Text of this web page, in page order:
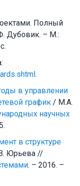
Полный
Дубовик. – М.:
.
в управлении
график / М.А.
научных
в структуре
Юрьева //
. – 2016. –